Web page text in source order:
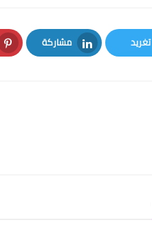
تغريد
Twitter
مشاركة
LinkedIn